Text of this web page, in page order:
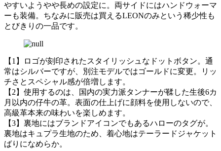
やすいようやや長めの設定に。両サイドにはハンドウォーマ
ーも装備。ちなみに販売は買えるLEONのみという稀少性も
とびきりの一品です。
【1】ロゴが刻印されたスタイリッシュなドットボタン。通
常はシルバーですが、別注モデルではゴールドに変更。リッ
チさとスペシャル感が倍増します。
【2】使用するのは、国内の実力派タンナーが鞣した生後6カ
月以内の仔牛の革。表面の仕上げに顔料を使用しないので、
高級革本来の味わいを楽しめます。
【3】裏地にはブランドアイコンでもあるハローのタグが。
裏地はキュプラ生地のため、着心地はテーラードジャケット
ばりになめらか。